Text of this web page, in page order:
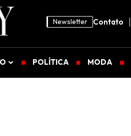
Newsletter Contato
POLÍTICA MODA